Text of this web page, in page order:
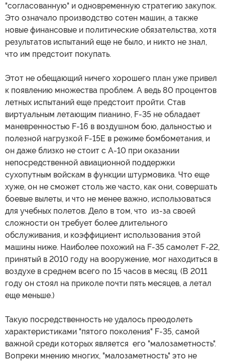
"согласованную" и одновременную стратегию закупок.
Это означало производство сотен машин, а также
новые финансовые и политические обязательства, хотя
результатов испытаний еще не было, и никто не знал,
что им предстоит покупать.
Этот не обещающий ничего хорошего план уже привел
к появлению множества проблем. А ведь 80 процентов
летных испытаний еще предстоит пройти. Став
виртуальным летающим пианино, F-35 не обладает
маневренностью F-16 в воздушном бою, дальностью и
полезной нагрузкой F-15E в режиме бомбометания, и
он даже близко не стоит с А-10 при оказании
непосредственной авиационной поддержки
сухопутным войскам в функции штурмовика. Что еще
хуже, он не сможет столь же часто, как они, совершать
боевые вылеты, и что не менее важно, использоваться
для учебных полетов. Дело в том, что из-за своей
сложности он требует более длительного
обслуживания, и коэффициент использования этой
машины ниже. Наиболее похожий на F-35 самолет F-22,
принятый в 2010 году на вооружение, мог находиться в
воздухе в среднем всего по 15 часов в месяц. (В 2011
году он стоял на приколе почти пять месяцев, а летал
еще меньше.)
Такую посредственность не удалось преодолеть
характеристиками "пятого поколения" F-35, самой
важной среди которых является его "малозаметность".
Вопреки мнению многих, "малозаметность" это не